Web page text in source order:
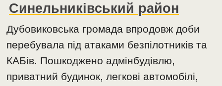
Синельниківський район
Дубовиковська громада впродовж доби
перебувала під атаками безпілотників та
КАБів. Пошкоджено адмінбудівлю,
приватний будинок, легкові автомобілі,